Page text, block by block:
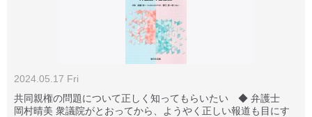
2024.05.17 Fri
共同親権の問題について正しく知ってもらいたい ◆ 弁護士
岡村晴美 衆議院がとおってから、ようやく正しい報道も目にす